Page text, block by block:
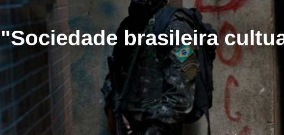
"Sociedade brasileira